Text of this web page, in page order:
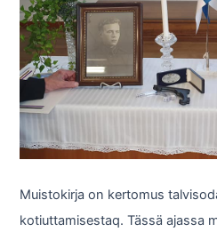
Muistokirja on kertomus
kotiuttamisestaq. Tässä ajassa